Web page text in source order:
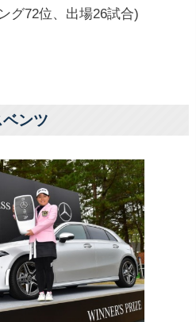
グ72位、出場26試合)
ンツ